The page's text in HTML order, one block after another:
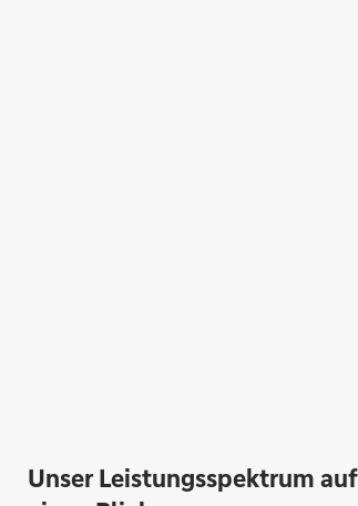
Unser Leistungsspektrum auf